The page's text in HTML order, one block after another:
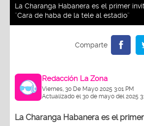
La Charanga Habanera es el primer
¨Cara de haba de la tele al estadio¨
Redacción La Zona
Viernes, 30 De Mayo 2025 3:01 PM
Actualizado el 30 de mayo del 2025
La Charanga Habanera es el